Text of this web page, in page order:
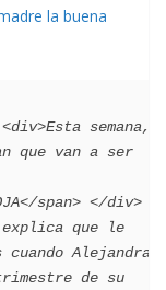
la buena
que van a ser
span> </div>
que le
Alejandra
de su